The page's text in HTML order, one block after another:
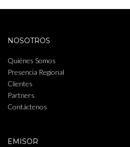
NOSOTROS
Quiénes Somos
Presencia Regional
Clientes
Partners
Contáctenos
EMISOR